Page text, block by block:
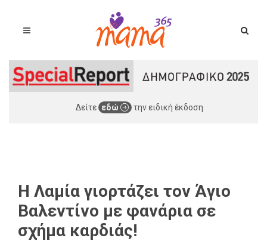
Δείτε εδώ την ειδική έκδοση
Η Λαμία γιορτάζει τον Άγιο
Βαλεντίνο με φανάρια σε
σχήμα καρδιάς!